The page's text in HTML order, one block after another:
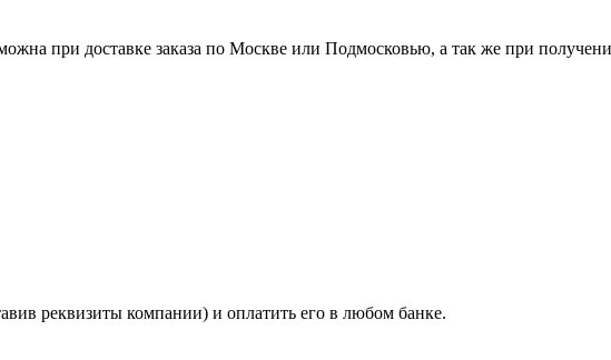
при доставке заказа по Москве или Подмосковью, а так же при
реквизиты компании) и оплатить его в любом банке.